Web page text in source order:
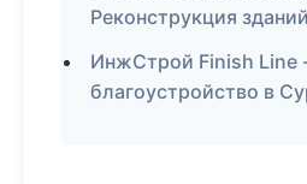
Реконструкция
ИнжСтрой Finish Line
благоустройство в